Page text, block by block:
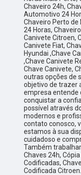
Chaveiro 24h,
Automotivo 24
Chaveiro Perto de
24 Horas,
Canivete Citroen,
Canivete Fiat,
Hyundai ,Chave
,Chave Canivete
Chave Canivete,
outras opções de
objetivo de trazer
empresa entende
conquistar a
possível através
modernos e
contato conosco,
estamos à sua
cuidadoso e
Também
Chaves 24h,
Codificadas,
Codificada